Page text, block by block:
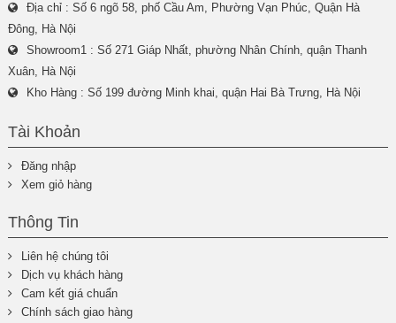
Địa chỉ : Số 6 ngõ 58, phố Cầu Am, Phường Vạn Phúc, Quận Hà
Đông, Hà Nội
Showroom1 : Số 271 Giáp Nhất, phường Nhân Chính, quận Thanh
Xuân, Hà Nội
Kho Hàng : Số 199 đường Minh khai, quận Hai Bà Trưng, Hà Nội
Tài Khoản
Đăng nhập
Xem giỏ hàng
Thông Tin
Liên hệ chúng tôi
Dịch vụ khách hàng
Cam kết giá chuẩn
Chính sách giao hàng